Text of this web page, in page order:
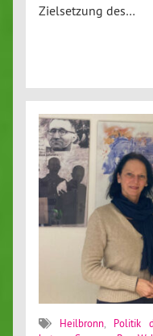
Zielsetzung des…
Heilbronn, Politik